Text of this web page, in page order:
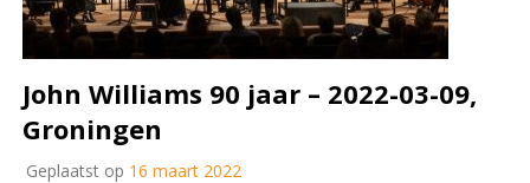
John Williams 90 jaar – 2022-03-09,
Groningen
Geplaatst op 16 maart 2022